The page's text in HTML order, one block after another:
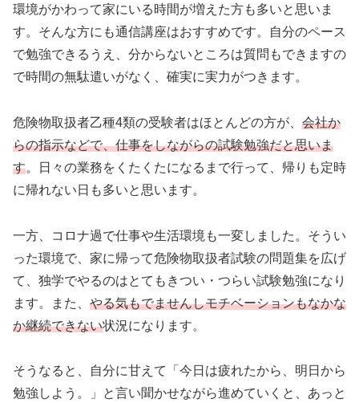
環境がかわって家にいる時間が増えた方も多いと思いま
す。そんな方にも通信講座はおすすめです。自分のペース
で勉強できるうえ、分からないところは質問もできますの
で時間の無駄遣いがなく、確実に実力がつきます。
危険物取扱者乙種4類の受験者はほとんどの方が、 会社か
らの指示などで、仕事をしながらの試験勉強だと思いま
す。日々の業務をくたくたになるまで行って、帰りも定時
に帰れない日も多いと思います。
一方、コロナ過で仕事や生活環境も一変しました。そうい
った環境で、家に帰って危険物取扱者試験の問題集を広げ
て、独学でやるのはとてもきつい・つらい試験勉強になり
ます。また、 やる気もでませんしモチベーションもなかな
か継続できない状況になります。
そうなると、自分に甘えて「今日は疲れたから、明日から
勉強しよう。」と言い聞かせながら進めていくと、あっと